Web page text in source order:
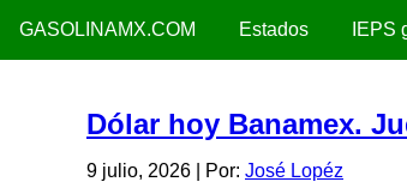
GASOLINAMX.COM Estados IEPS
Dólar hoy Banamex.
9 julio, 2026 | Por: José Lopéz